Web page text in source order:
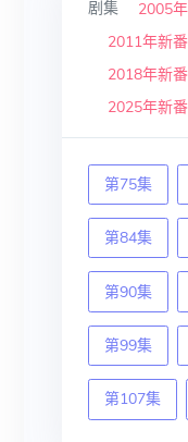
剧集 2005
2011年新番
2018年新番
2025年新番
第75集
第84集
第90集
第99集
第107集